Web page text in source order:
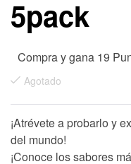
5pack
Compra y gana 19
Agotado
¡Atrévete a probarlo y
del mundo!
¡Conoce los sabores